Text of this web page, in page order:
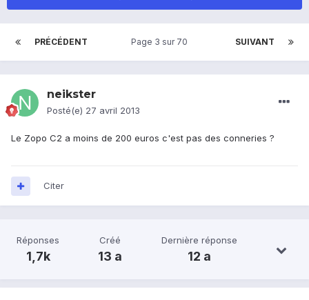
PRÉCÉDENT SUIVANT
Page 3 sur 70
neikster
Posté(e) 27 avril 2013
Le Zopo C2 a moins de 200 euros c'est pas des conneries ?
Citer
Réponses
1,7k
Créé
13 a
Dernière réponse
12 a